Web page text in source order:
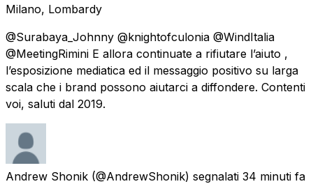
Milano, Lombardy
@Surabaya_Johnny @knightofculonia @WindItalia
@MeetingRimini E allora continuate a rifiutare l’aiuto ,
l’esposizione mediatica ed il messaggio positivo su larga
scala che i brand possono aiutarci a diffondere. Contenti
voi, saluti dal 2019.
Andrew Shonik (@AndrewShonik) segnalati 34 minuti fa